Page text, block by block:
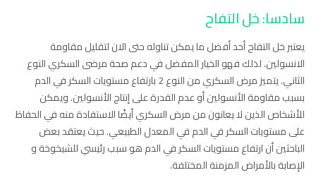
سادسا: خل التفاح
يعتبر خل التفاح أحد أفضل ما يمكن تناوله حتى الان لتقليل مقاومة
الانسولين. لذلك فهو الخيار المفضل في دعم صحة مرضى السكري النوع
الثاني. يتميز مرض السكري من النوع 2 بارتفاع مستويات السكر في الدم
بسبب مقاومة الأنسولين أو عدم القدرة على إنتاج الأنسولين. ويمكن
للأشخاص الذين لا يعانون من مرض السكري أيضًا الاستفادة منه في الحفاظ
على مستويات السكر في الدم في المعدل الطبيعي. حيث يعتقد بعض
الباحثين أن ارتفاع مستويات السكر في الدم هو سبب رئيسي للشيخوخة و
الإصابة بالأمراض المزمنة المختلفة.